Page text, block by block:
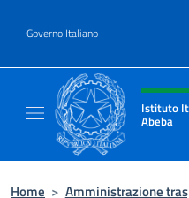
Governo Italiano
Intestazione
Istituto
Abeba
Home > Amministrazione